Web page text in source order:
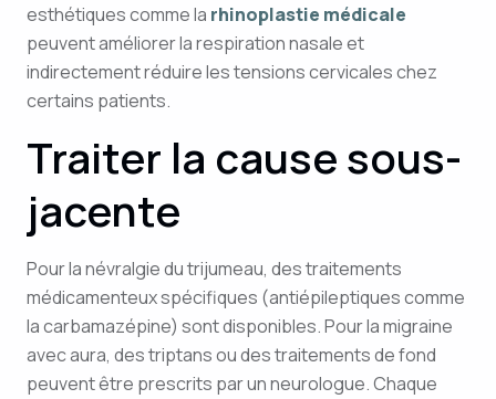
esthétiques comme la rhinoplastie médicale
peuvent améliorer la respiration nasale et
indirectement réduire les tensions cervicales chez
certains patients.
Traiter la cause sous-
jacente
Pour la névralgie du trijumeau, des traitements
médicamenteux spécifiques (antiépileptiques comme
la carbamazépine) sont disponibles. Pour la migraine
avec aura, des triptans ou des traitements de fond
peuvent être prescrits par un neurologue. Chaque